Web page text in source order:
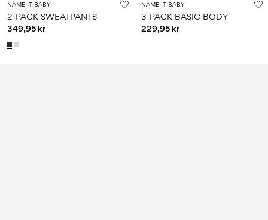
NAME IT BABY
2-PACK SWEATPANTS
349,95 kr
NAME IT BABY
3-PACK BASIC BODY
229,95 kr